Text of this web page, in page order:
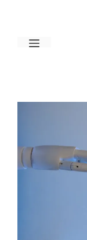
תפריט